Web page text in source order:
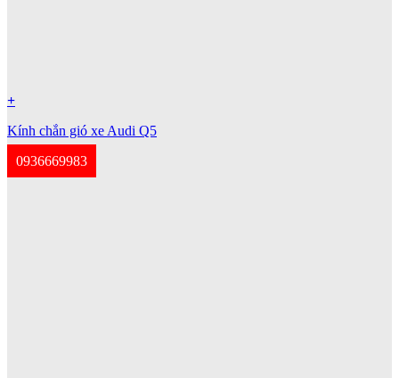
+
Kính chắn gió xe Audi Q5
0936669983